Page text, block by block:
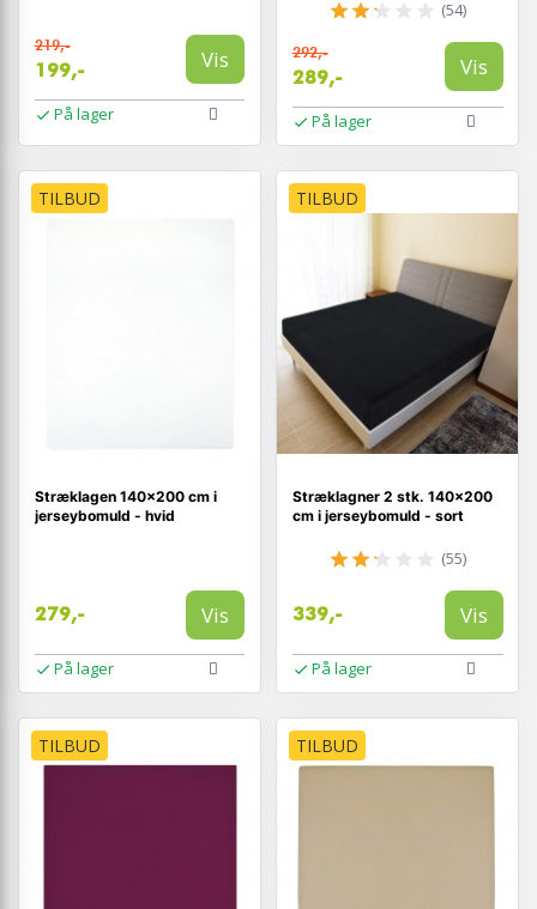
219,-
199,- Vis
På lager
(54)
292,-
289,- Vis
På lager
TILBUD
Stræklagen 140×200 cm i
jerseybomuld - hvid
279,- Vis
På lager
TILBUD
Stræklagner 2 stk. 140×200
cm i jerseybomuld - sort
(55)
339,- Vis
På lager
TILBUD TILBUD